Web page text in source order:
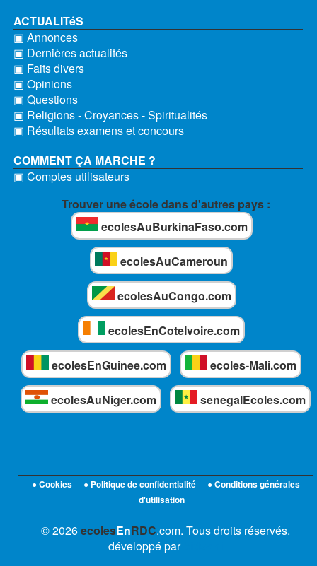
ACTUALITéS
▣ Annonces
▣ Dernières actualités
▣ Faits divers
▣ Opinions
▣ Questions
▣ Religions - Croyances - Spiritualités
▣ Résultats examens et concours
COMMENT ÇA MARCHE ?
▣ Comptes utilisateurs
Trouver une école dans d'autres pays :
ecolesAuBurkinaFaso.com
ecolesAuCameroun
ecolesAuCongo.com
ecolesEnCoteIvoire.com
ecolesEnGuinee.com ecoles-Mali.com
ecolesAuNiger.com senegalEcoles.com
● Cookies ● Politique de confidentialité
● Conditions générales
d'utilisation
© 2026ecolesEnRDC.com. Tous droits réservés.
développé par